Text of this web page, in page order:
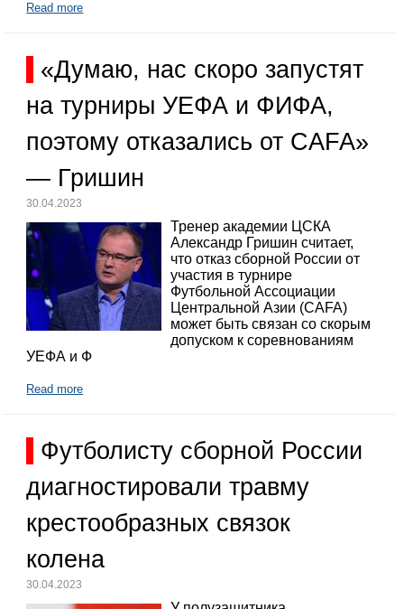
Read more
«Думаю, нас скоро запустят
на турниры УЕФА и ФИФА,
поэтому отказались от CAFA»
— Гришин
30.04.2023
Тренер академии ЦСКА
Александр Гришин считает,
что отказ сборной России от
участия в турнире
Футбольной Ассоциации
Центральной Азии (CAFA)
может быть связан со скорым
допуском к соревнованиям
УЕФА и Ф
Read more
Футболисту сборной России
диагностировали травму
крестообразных связок
колена
30.04.2023